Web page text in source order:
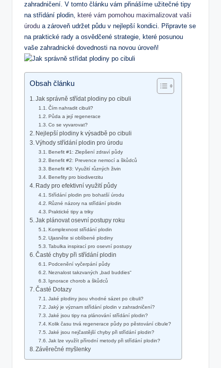
zahradničení. V tomto článku vám přinášíme užitečné tipy
na střídání plodin, které vám pomohou maximalizovat vaši
úrodu a zároveň udržet půdu v nejlepší kondici. Připravte se
na praktické rady a osvědčené strategie, které posunou
vaše zahradnické dovednosti na novou úroveň!
Obsah článku
Jak správně střídat plodiny po cibuli
Čím nahradit cibuli?
Půda a její regenerace
Co se vyvarovat?
Nejlepší plodiny k výsadbě po cibuli
Výhody střídání plodin pro úrodu
Benefit #1: Zlepšení zdraví půdy
Benefit #2: Prevence nemocí a škůdců
Benefit #3: Využití různých živin
Benefity pro biodiverzitu
Rady pro efektivní využití půdy
Střídání plodin pro bohatší úrodu
Různé názory na střídání plodin
Praktické tipy a triky
Jak plánovat osevní postupy roku
Komplexnost střídání plodin
Ujasněte si oblíbené plodiny
Tabulka inspirací pro osevní postupy
Časté chyby při střídání plodin
Podcenění vyčerpání půdy
Neznalost takzvaných „bad buddies“
Ignorace chorob a škůdců
Časté Dotazy
Jaké plodiny jsou vhodné sázet po cibuli?
Jaký je význam střídání plodin v zahradničení?
Jaké jsou tipy na plánování střídání plodin?
Kolik času trvá regenerace půdy po pěstování cibule?
Jaké jsou nejčastější chyby při střídání plodin?
Jak lze využít přírodní metody při střídání plodin?
Závěrečné myšlenky